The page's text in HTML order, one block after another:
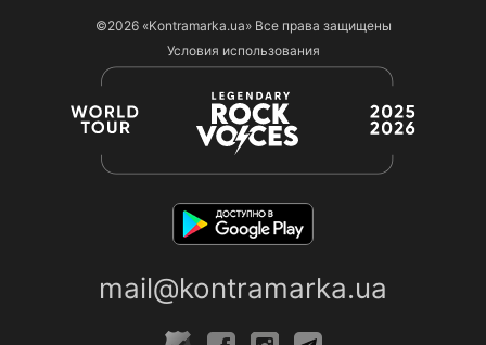
©2026 «Kontramarka.ua»Все права защищены
Условия использования
mail@kontramarka.ua